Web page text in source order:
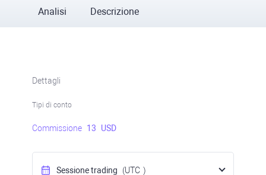
Analisi Descrizione
Dettagli
Tipi di conto
Commissione 13 USD
Sessione trading (UTC )